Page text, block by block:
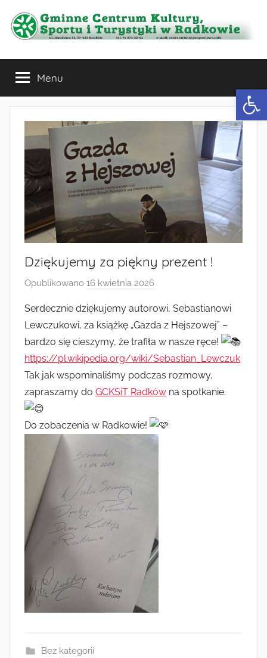
treści
Gminne
Centrum
Kultury,
Sportu
Turystyki
w
Radkowie
Menu
Dziękujemy za piękny prezent !
Opublikowano 16 kwietnia 2026
z
e
z
A
n
n
J
a
Serdecznie dziękujemy autorowi, Sebastianowi
Lewczukowi, za książkę „Gazda z Hejszowej” –
bardzo się cieszymy, że trafiła w nasze ręce!
https://pl.wikipedia.org/wiki/Sebastian_Lewczuk
Tak jak wspominaliśmy podczas rozmowy,
zapraszamy do GCKSiT Radków na spotkanie.
Do zobaczenia w Radkowie!
Bez kategorii